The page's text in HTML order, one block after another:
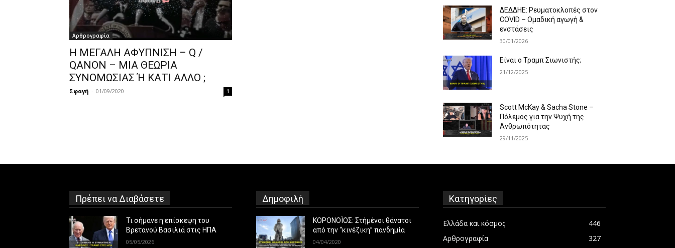
Αρθρογραφία
Η ΜΕΓΑΛΗ ΑΦΥΠΝΙΣΗ – Q /
QANON – ΜΙΑ ΘΕΩΡΙΑ
ΣΥΝΟΜΩΣΙΑΣ Ή ΚΑΤΙ ΑΛΛΟ ;
Σφαγή - 01/09/2020 1
ΔΕΔΔΗΕ: Ρευματοκλοπές στον
COVID – Ομαδική αγωγή &
ενστάσεις
30/01/2026
Είναι ο Τραμπ Σιωνιστής;
21/12/2025
Scott McKay & Sacha Stone –
Πόλεμος για την Ψυχή της
Ανθρωπότητας
29/11/2025
Πρέπει να Διαβάσετε
Τι σήμανε η επίσκεψη του
Βρετανού Βασιλιά στις ΗΠΑ
05/05/2026
Δημοφιλή
ΚΟΡΟΝΟΪΟΣ: Στήμένοι θάνατοι
από την “κινέζικη” πανδημία
04/04/2020
Κατηγορίες
Ελλάδα και κόσμος
446
Αρθρογραφία
327